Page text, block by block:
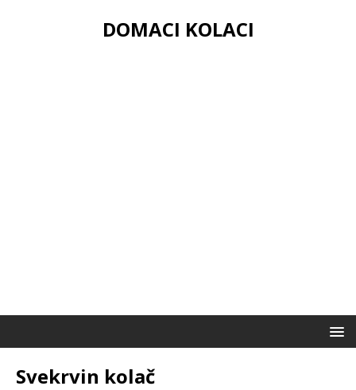
DOMACI KOLACI
Svekrvin kolač